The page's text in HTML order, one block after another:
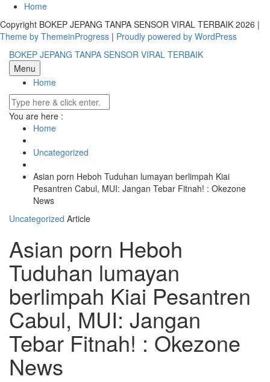
Skip
content
Home
Copyright BOKEP JEPANG TANPA SENSOR VIRAL TERBAIK 2026 |
Theme by ThemeinProgress | Proudly powered by WordPress
BOKEP JEPANG TANPA SENSOR VIRAL TERBAIK
Menu
Home
You are here :
Home
Uncategorized
Asian porn Heboh Tuduhan lumayan berlimpah Kiai
Pesantren Cabul, MUI: Jangan Tebar Fitnah! : Okezone
News
Uncategorized Article
Asian porn Heboh
Tuduhan lumayan
berlimpah Kiai Pesantren
Cabul, MUI: Jangan
Tebar Fitnah! : Okezone
News